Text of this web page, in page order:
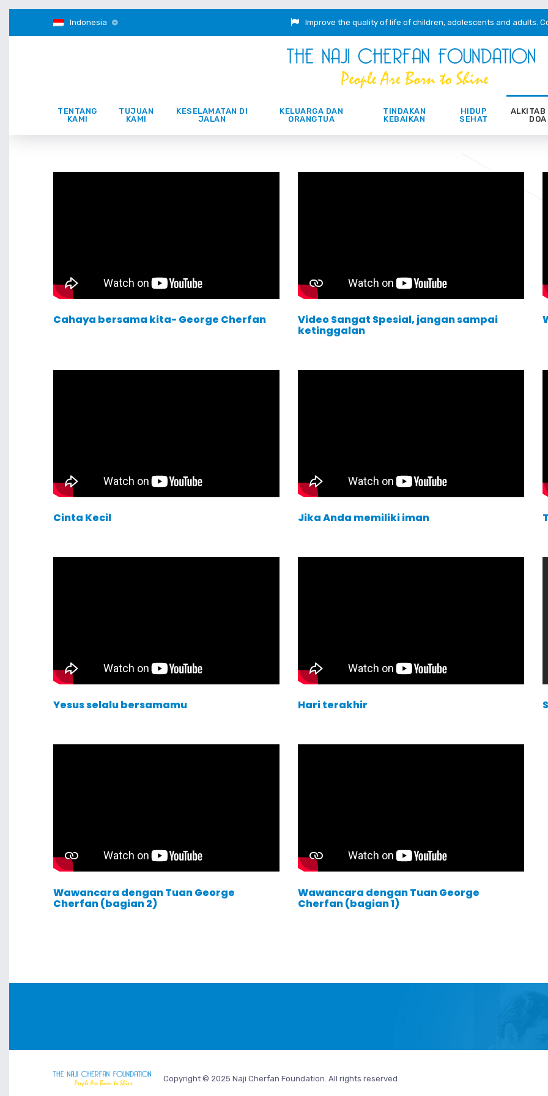
Indonesia Improve the quality of life of children, adolescents and adults.
TENTANG
KAMI
TUJUAN
KAMI
KESELAMATAN DI
JALAN
KELUARGA DAN
ORANGTUA
TINDAKAN
KEBAIKAN
HIDUP
SEHAT
ALKITAB
DOA
Cahaya bersama kita- George Cherfan Video Sangat Spesial, jangan sampai
ketinggalan
Cinta Kecil Jika Anda memiliki iman
Yesus selalu bersamamu Hari terakhir
Wawancara dengan Tuan George
Cherfan (bagian 2)
Wawancara dengan Tuan George
Cherfan (bagian 1)
Copyright © 2025 Naji Cherfan Foundation. All rights reserved